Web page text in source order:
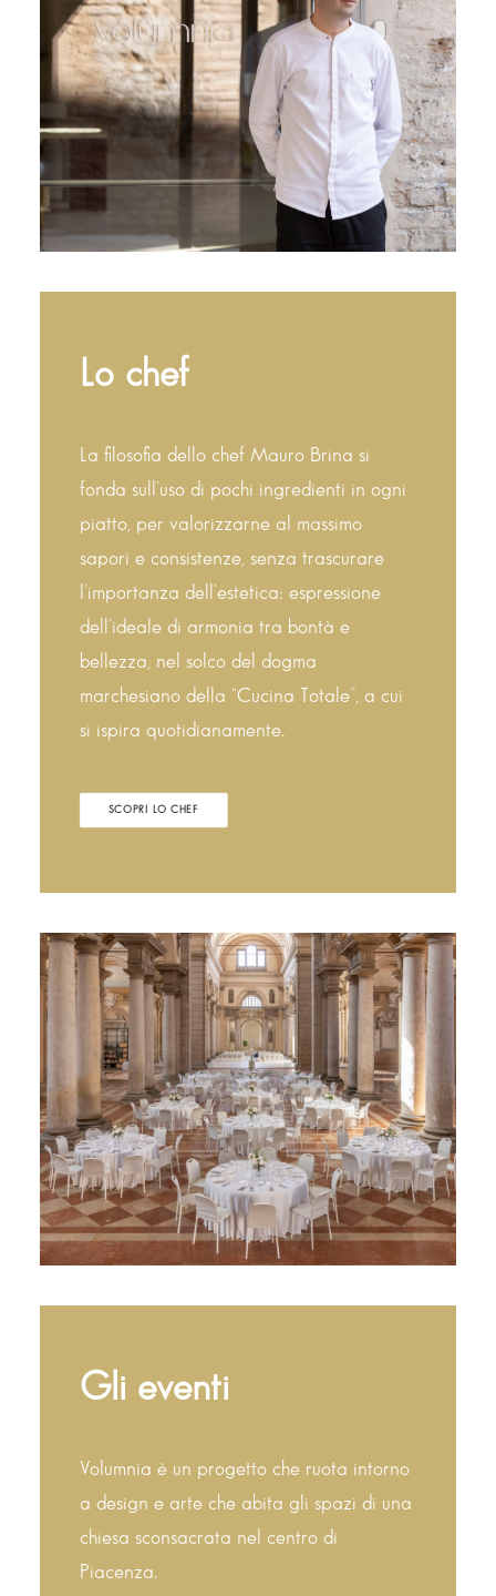
Lo chef
La filosofia dello chef Mauro Brina si
fonda sull’uso di pochi ingredienti in ogni
piatto, per valorizzarne al massimo
sapori e consistenze, senza trascurare
l’importanza dell’estetica: espressione
dell’ideale di armonia tra bontà e
bellezza, nel solco del dogma
marchesiano della “Cucina Totale”, a cui
si ispira quotidianamente.
SCOPRI LO CHEF
Gli eventi
Volumnia è un progetto che ruota intorno
a design e arte che abita gli spazi di una
chiesa sconsacrata nel centro di
Piacenza.